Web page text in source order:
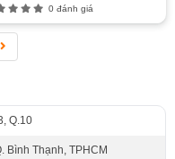
0 đánh giá
Q.10
Bình Thạnh, TPHCM